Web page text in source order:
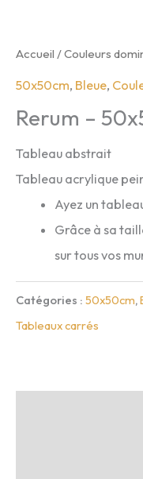
Accueil /Couleurs
50x50cm, Bleue,
Rerum –
Tableau abstrait
Tableau acrylique
Ayez un
Grâce à sa
sur tous vos
Catégories : 50x50cm,
Tableaux carrés